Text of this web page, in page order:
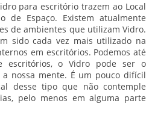
para escritório trazem ao Local
de Espaço. Existem atualmente
de ambientes que utilizam Vidro.
sido cada vez mais utilizado na
em escritórios. Podemos até
escritórios, o Vidro pode ser o
nossa mente. É um pouco difícil
desse tipo que não contemple
pelo menos em alguma parte